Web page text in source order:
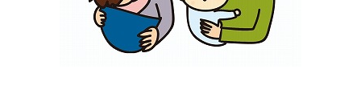
大学入学共通テスト「受験上の
高等学校卒業程度認定試験